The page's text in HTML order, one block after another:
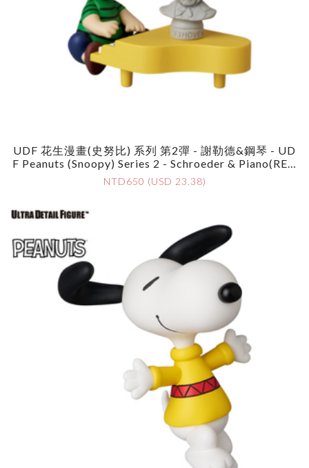
UDF 花生漫畫(史努比) 系列 第2彈 - 謝勒德&鋼琴 - UD
F Peanuts (Snoopy) Series 2 - Schroeder & Piano(REN
EWAL Ver.)
NTD650 (USD 23.38)